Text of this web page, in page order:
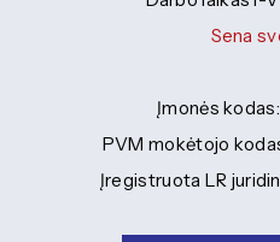
Sena
Įmonės
PVM mokėtojo
Įregistruota LR